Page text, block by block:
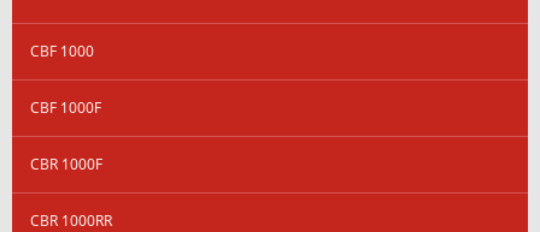
CBF 1000
CBF 1000F
CBR 1000F
CBR 1000RR